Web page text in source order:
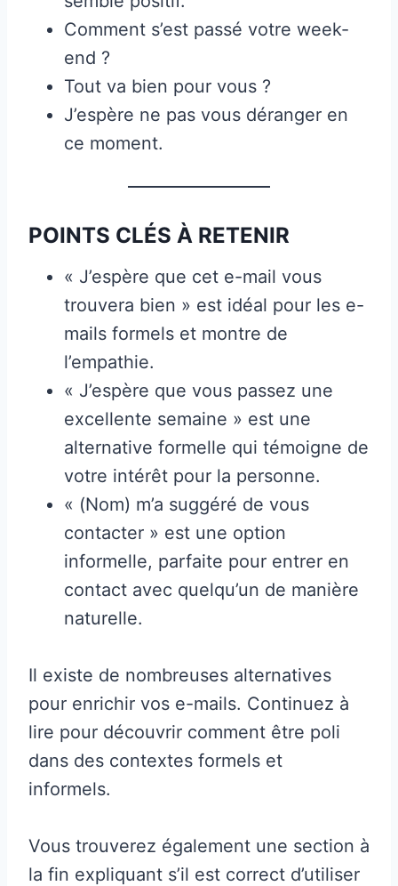
Comment s’est passé votre week-
end ?
Tout va bien pour vous ?
J’espère ne pas vous déranger en
ce moment.
POINTS CLÉS À RETENIR
« J’espère que cet e-mail vous
trouvera bien » est idéal pour les e-
mails formels et montre de
l’empathie.
« J’espère que vous passez une
excellente semaine » est une
alternative formelle qui témoigne de
votre intérêt pour la personne.
« (Nom) m’a suggéré de vous
contacter » est une option
informelle, parfaite pour entrer en
contact avec quelqu’un de manière
naturelle.
Il existe de nombreuses alternatives
pour enrichir vos e-mails. Continuez à
lire pour découvrir comment être poli
dans des contextes formels et
informels.
Vous trouverez également une section à
la fin expliquant s’il est correct d’utiliser